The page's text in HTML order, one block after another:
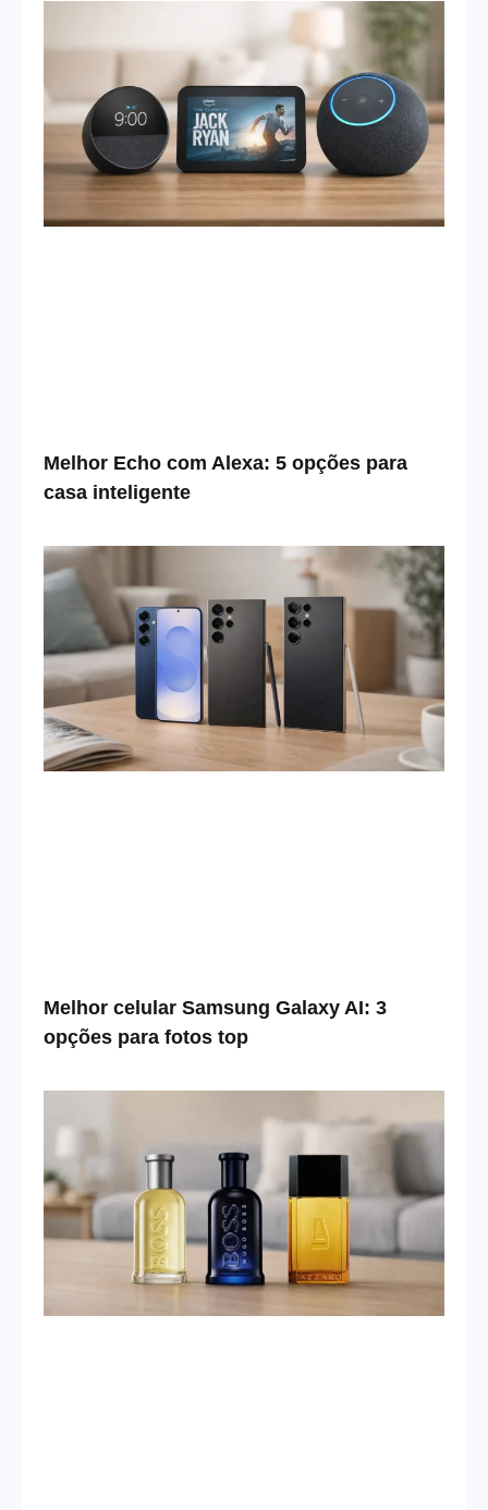
Melhor Echo com Alexa: 5 opções para
casa inteligente
Melhor celular Samsung Galaxy AI: 3
opções para fotos top